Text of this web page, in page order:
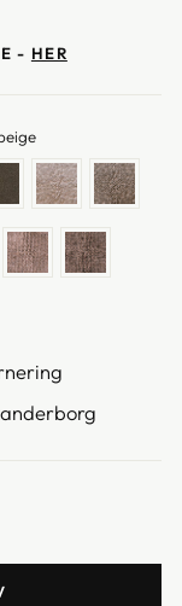
- HER